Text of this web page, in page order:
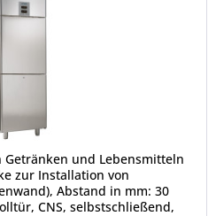
und Lebensmitteln
zur Installation von
Abstand in mm: 30
CNS, selbstschließend,